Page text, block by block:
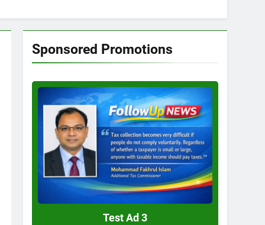
Sponsored Promotions
Test
Ad
3
Test Ad 3